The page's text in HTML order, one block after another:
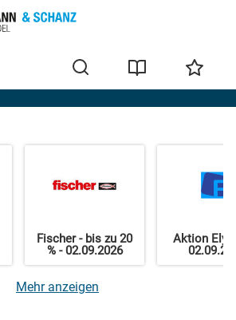
Fischer - bis zu 20
% - 02.09.2026
Aktion
Mehr anzeigen